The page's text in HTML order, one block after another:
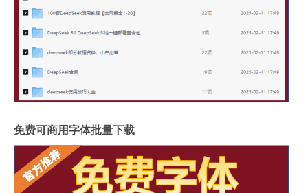
免费可商用字体批量下载